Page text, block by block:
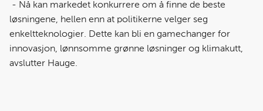
- Nå kan markedet konkurrere om å finne de beste
løsningene, hellen enn at politikerne velger seg
enkeltteknologier. Dette kan bli en gamechanger for
innovasjon, lønnsomme grønne løsninger og klimakutt,
avslutter Hauge.